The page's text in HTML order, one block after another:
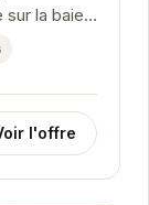
la baie.
des
l'offre